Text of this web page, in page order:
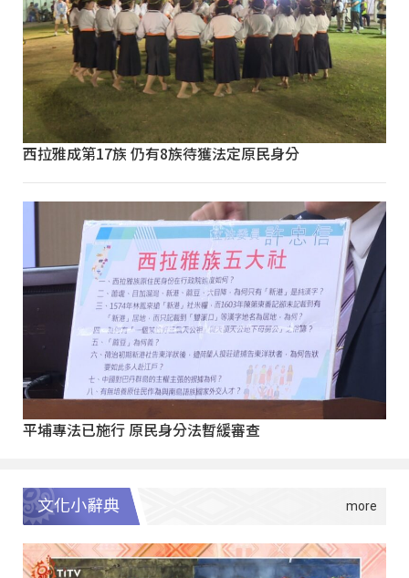
西拉雅成第17族 仍有8族待獲法定原民身分
平埔專法已施行 原民身分法暫緩審查
文化小辭典